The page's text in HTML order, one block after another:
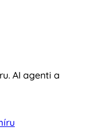
AI agenti a